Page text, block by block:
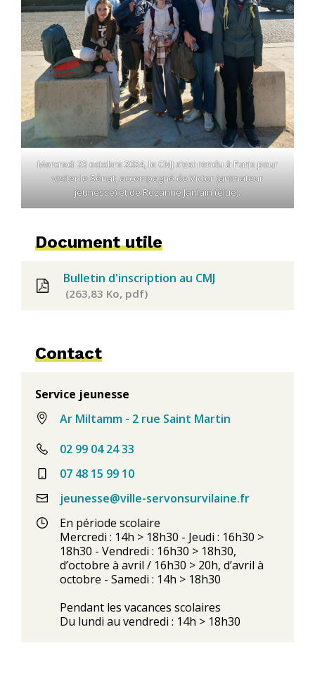
Mercredi 23 octobre 2024, le CMJ s’est rendu à Paris pour
visiter le Sénat, accompagné de Victor (animateur
jeunesse) et de Rozanne Jamain (élue).
Document utile
Bulletin d'inscription au CMJ
263,83 Ko, pdf
Contact
Service jeunesse
Ar Miltamm - 2 rue Saint Martin
02 99 04 24 33
07 48 15 99 10
jeunesse@ville-servonsurvilaine.fr
En période scolaire
Mercredi : 14h > 18h30 - Jeudi : 16h30 >
18h30 - Vendredi : 16h30 > 18h30,
d’octobre à avril / 16h30 > 20h, d’avril à
octobre - Samedi : 14h > 18h30
Pendant les vacances scolaires
Du lundi au vendredi : 14h > 18h30